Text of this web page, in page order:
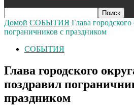
Домой СОБЫТИЯ Глава
пограничников с праздником
СОБЫТИЯ
Глава городского
поздравил
праздником